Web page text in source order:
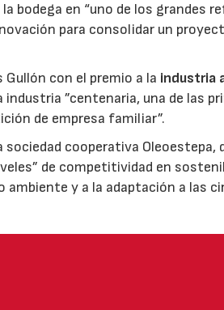
bodega en “uno de los grandes
para consolidar un
con el premio a la industria
”centenaria, una de las
de empresa familiar”.
sociedad cooperativa Oleoestepa,
de competitividad en
y a la adaptación a las